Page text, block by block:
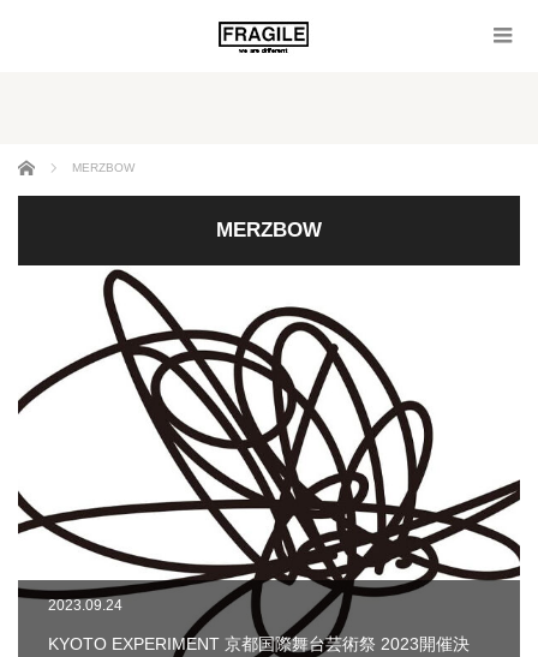
ホーム MERZBOW
MERZBOW
2023.09.24
KYOTO EXPERIMENT 京都国際舞台芸術祭 2023開催決